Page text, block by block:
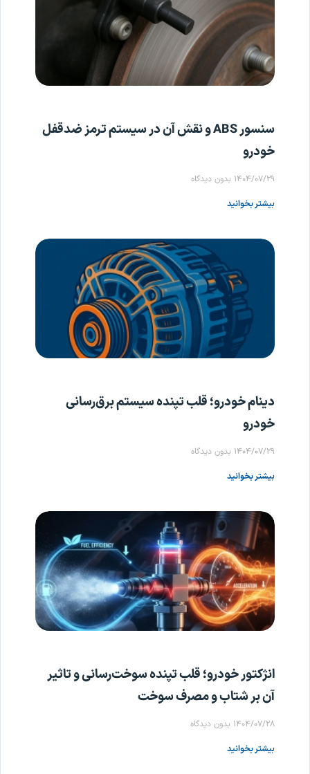
سنسور ABS و نقش آن در سیستم ترمز ضدقفل
خودرو
۱۴۰۴/۰۷/۲۹ بدون دیدگاه
بیشتر بخوانید
دینام خودرو؛ قلب تپنده سیستم برق‌رسانی
خودرو
۱۴۰۴/۰۷/۲۹ بدون دیدگاه
بیشتر بخوانید
انژکتور خودرو؛ قلب تپنده سوخت‌رسانی و تاثیر
آن بر شتاب و مصرف سوخت
۱۴۰۴/۰۷/۲۸ بدون دیدگاه
بیشتر بخوانید